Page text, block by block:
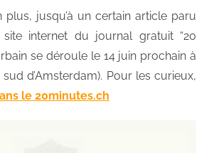
plus, jusqu’à un certain article paru
internet du journal gratuit “20
se déroule le 14 juin prochain à
d’Amsterdam). Pour les curieux,
le 20minutes.ch